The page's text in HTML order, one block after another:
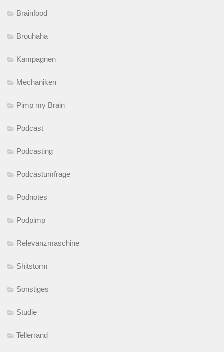
Brainfood
Brouhaha
Kampagnen
Mechaniken
Pimp my Brain
Podcast
Podcasting
Podcastumfrage
Podnotes
Podpimp
Relevanzmaschine
Shitstorm
Sonstiges
Studie
Tellerrand